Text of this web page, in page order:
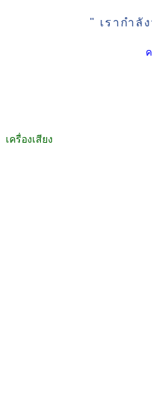
" เรากำลั
เครื่องเสียง